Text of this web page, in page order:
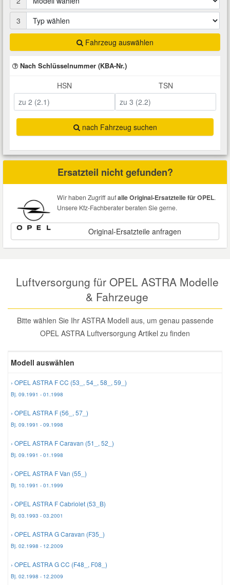
3
Fahrzeug auswählen
Nach Schlüsselnummer (KBA-Nr.)
HSN TSN
nach Fahrzeug suchen
Ersatzteil nicht gefunden?
Wir haben Zugriff aufalle Original-Ersatzteile für OPEL.
Unsere Kfz-Fachberater beraten Sie gerne.
Original-Ersatzteile anfragen
Luftversorgung für OPEL ASTRA Modelle
& Fahrzeuge
Bitte wählen Sie Ihr ASTRA Modell aus, um genau passende
OPEL ASTRA Luftversorgung Artikel zu finden
Modell auswählen
› OPEL ASTRA F CC (53_, 54_, 58_, 59_)
Bj. 09.1991 - 01.1998
› OPEL ASTRA F (56_, 57_)
Bj. 09.1991 - 09.1998
› OPEL ASTRA F Caravan (51_, 52_)
Bj. 09.1991 - 01.1998
› OPEL ASTRA F Van (55_)
Bj. 10.1991 - 01.1999
› OPEL ASTRA F Cabriolet (53_B)
Bj. 03.1993 - 03.2001
› OPEL ASTRA G Caravan (F35_)
Bj. 02.1998 - 12.2009
› OPEL ASTRA G CC (F48_, F08_)
Bj. 02.1998 - 12.2009
Heizung und Klimaanlage
Kraftstoffsystem
Kühlung
Lenkung
Innenausstattung
Karosserieteile
Räder und Reifen
Riementrieb
Zündanlage und Glühanlage
Montage
Rostlöser
Scheibenkleber
Schmiermittel
Total Motoröle
Druckluft Werkzeuge
Fahrwerk Werkzeuge
Halterung Abgasstrang
Handwerkzeuge
Kfz Spezialwerkzeuge
Leitungsverbinder
Motortechnik Werkzeuge
Prüf- und Messwerkzeuge
Reparatur-Zubehör
Glühlampen
Kofferraumwanne
Ladetechnik für Elektroautos
Marderschutz
Nachrüstwischer
Pannenhilfe
Reifen Zubehör
Schlüsselgehäuse
Winter-Autozubehör
VW Ersatzteile
Abarth Ersatzteile
Alfa Romeo Ersatzteile
Audi Ersatzteile
BMW Ersatzteile
Chevrolet Ersatzteile
Cupra Ersatzteile
Daewoo Ersatzteile
Daihatsu Ersatzteile
Dodge Ersatzteile
Honda Ersatzteile
Hyundai Ersatzteile
Jeep Ersatzteile
Kia Ersatzteile
Lancia Ersatzteile
Mazda Ersatzteile
Mercedes Ersatzteile
Mitsubishi Ersatzteile